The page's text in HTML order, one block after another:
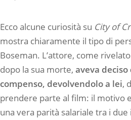
Ecco alcune curiosità su City of
mostra chiaramente il tipo di
Boseman. L’attore, come
dopo la sua morte, aveva
compenso, devolvendolo a lei,
prendere parte al film: il motivo
una vera parità salariale tra i